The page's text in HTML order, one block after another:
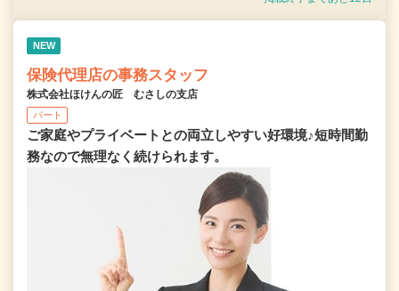
NEW
保険代理店の事務スタッフ
株式会社ほけんの匠 むさしの支店
パート
ご家庭やプライベートとの両立しやすい好環境♪短時間勤
務なので無理なく続けられます。